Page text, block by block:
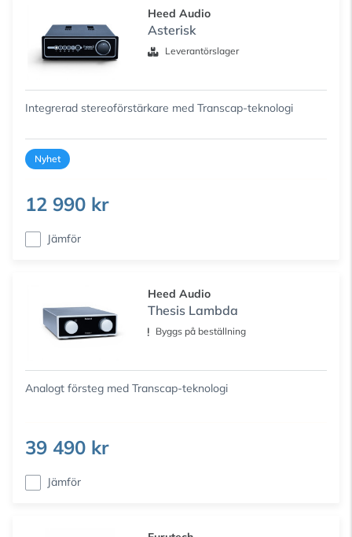
Heed Audio
Asterisk
Leverantörslager
Integrerad stereoförstärkare med Transcap-teknologi
Nyhet
12 990 kr
Jämför
Heed Audio
Thesis Lambda
Byggs på beställning
Analogt försteg med Transcap-teknologi
39 490 kr
Jämför